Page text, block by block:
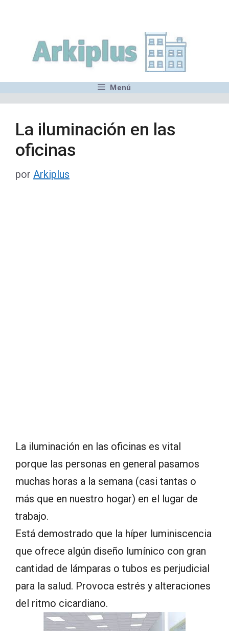
contenido
Menú
La iluminación en las
oficinas
por Arkiplus
La iluminación en las oficinas es vital
porque las personas en general pasamos
muchas horas a la semana (casi tantas o
más que en nuestro hogar) en el lugar de
trabajo.
Está demostrado que la híper luminiscencia
que ofrece algún diseño lumínico con gran
cantidad de lámparas o tubos es perjudicial
para la salud. Provoca estrés y alteraciones
del ritmo cicardiano.